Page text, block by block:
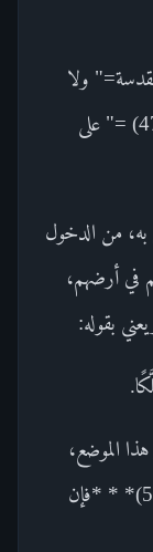
ولا
ترتدوا " يقول: لا ترجعوا القهقرى مرتدّين (47) =" على
به، من الدخول
في أرضهم،
بقوله:
الموضع،
بشواهده المغنية عن إعادته في هذا الموضع. (50)* * *فإن